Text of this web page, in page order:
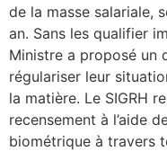
de la masse salariale,
an. Sans les qualifier
Ministre a proposé un
régulariser leur
la matière. Le SIGRH
recensement à l’aide
biométrique à travers